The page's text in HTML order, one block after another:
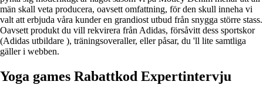
män skall veta producera, oavsett omfattning, för den skull inneha vi
valt att erbjuda våra kunder en grandiost utbud från snygga större stass.
Oavsett produkt du vill rekvirera från Adidas, försåvitt dess sportskor
(Adidas utbildare ), träningsoveraller, eller påsar, du 'll lite samtliga
gäller i webben.
Yoga games Rabattkod Expertintervju